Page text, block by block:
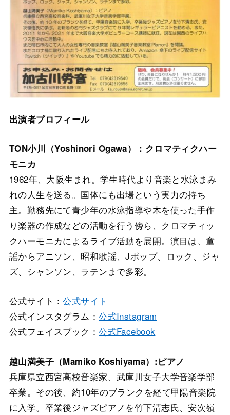
出演者プロフィール
TON小川（Yoshinori Ogawa）：クロマティクハー
モニカ
1962年、大阪生まれ。学生時代より音楽と水泳まみ
れの人生を送る。国体にも出場という実力の持ち
主。勤務先にて青少年の水泳指導や木を使った手作
り楽器の作成などの活動を行う傍ら、クロマティッ
クハーモニカによるライブ活動を展開。演目は、童
謡からアニソン、昭和歌謡、Jポップ、ロック、ジャ
ズ、シャンソン、ラテンまで多彩。
公式サイト：公式サイト
公式インスタグラム：公式Instagram
公式フェイスブック：公式Facebook
越山満美子（Mamiko Koshiyama）:ピアノ
兵庫県立西宮高校音楽家、武庫川女子大学音楽学部
卒業。その後、約10年のブランクを経て甲陽音楽院
に入学。卒業後ジャズピアノを竹下清志氏、安次嶺